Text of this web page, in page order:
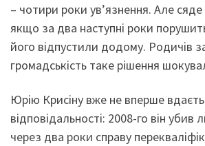
– чотири роки ув’язнення. Але
якщо за два наступні роки
його відпустили додому. Родичів
громадськість таке рішення
Юрію Крисіну вже не вперше
відповідальності: 2008-го він убив
через два роки справу